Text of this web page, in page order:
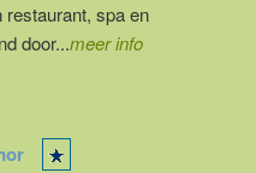
restaurant, spa en
door...meer info